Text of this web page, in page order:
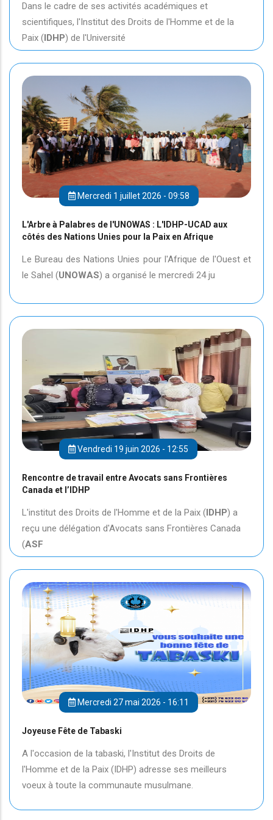
Dans le cadre de ses activités académiques et
scientifiques, l'Institut des Droits de l'Homme et de la
Paix (IDHP) de l'Université
Mercredi 1 juillet 2026 - 09:58
L'Arbre à Palabres de l'UNOWAS : L'IDHP-UCAD aux
côtés des Nations Unies pour la Paix en Afrique
Le Bureau des Nations Unies pour l'Afrique de l'Ouest et
le Sahel (UNOWAS) a organisé le mercredi 24 ju
Vendredi 19 juin 2026 - 12:55
Rencontre de travail entre Avocats sans Frontières
Canada et l’IDHP
L'institut des Droits de l'Homme et de la Paix (IDHP) a
reçu une délégation d'Avocats sans Frontières Canada
(ASF
Mercredi 27 mai 2026 - 16:11
Joyeuse Fête de Tabaski
A l'occasion de la tabaski, l'Institut des Droits de
l'Homme et de la Paix (IDHP) adresse ses meilleurs
voeux à toute la communaute musulmane.